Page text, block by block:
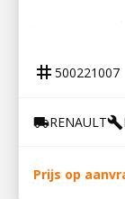
tag 500221007
local_shippingRENAULTbuild
Prijs op